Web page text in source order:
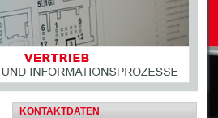
KONTAKTDATEN